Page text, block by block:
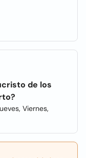
de los
Viernes,